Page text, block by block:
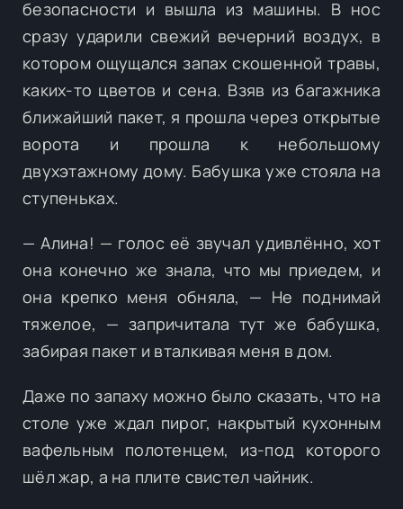
безопасности и вышла из машины. В нос
сразу ударили свежий вечерний воздух, в
котором ощущался запах скошенной травы,
каких-то цветов и сена. Взяв из багажника
ближайший пакет, я прошла через открытые
ворота и прошла к небольшому
двухэтажному дому. Бабушка уже стояла на
ступеньках.
— Алина! — голос её звучал удивлённо, хот
она конечно же знала, что мы приедем, и
она крепко меня обняла, — Не поднимай
тяжелое, — запричитала тут же бабушка,
забирая пакет и вталкивая меня в дом.
Даже по запаху можно было сказать, что на
столе уже ждал пирог, накрытый кухонным
вафельным полотенцем, из-под которого
шёл жар, а на плите свистел чайник.